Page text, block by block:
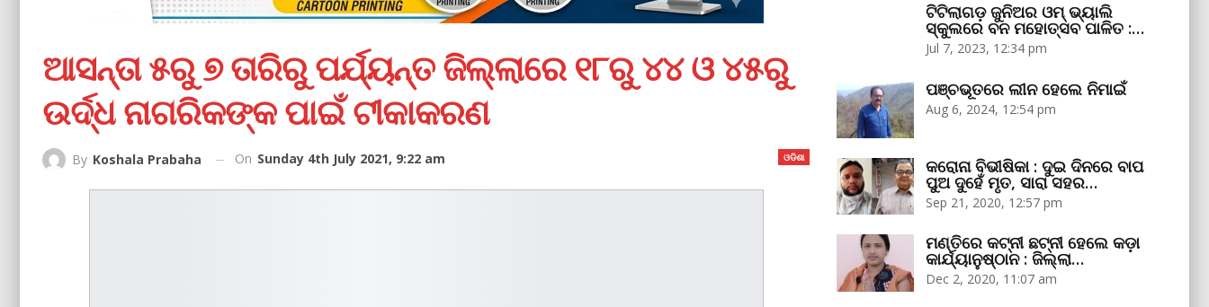
ଆସନ୍ତା ୫ରୁ ୭ ତାରିରୁ ପର୍ଯ୍ୟନ୍ତ ଜିଲ୍ଲାରେ ୧୮ରୁ ୪୪ ଓ ୪୫ରୁ
ଉର୍ଦ୍ଧ ନାଗରିକଙ୍କ ପାଇଁ ଟୀକାକରଣ
ଓଡିଶା
By Koshala Prabaha On Sunday 4th July 2021, 9:22 am
ଟିଟିଲାଗଡ଼ ଜୁନିଅର ଓମ୍‌ ଭ୍ୟାଲି
ସ୍କୁଲରେ ବନ ମହୋତ୍ସବ ପାଳିତ :…
Jul 7, 2023, 12:34 pm
ପଞ୍ଚଭୂତରେ ଲୀନ ହେଲେ ନିମାଇଁ
Aug 6, 2024, 12:54 pm
କରୋନା ବିଭୀଷିକା : ଦୁଇ ଦିନରେ ବାପ
ପୁଅ ଦୁହେଁ ମୃତ, ସାରା ସହର…
Sep 21, 2020, 12:57 pm
ମଣ୍ତିରେ କଟ୍‌ନୀ ଛଟ୍‌ନୀ ହେଲେ କଡ଼ା
କାର୍ଯ୍ୟାନୁଷ୍ଠାନ : ଜିଲ୍ଲା…
Dec 2, 2020, 11:07 am